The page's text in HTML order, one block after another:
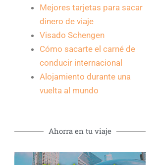
Mejores tarjetas para sacar
dinero de viaje
Visado Schengen
Cómo sacarte el carné de
conducir internacional
Alojamiento durante una
vuelta al mundo
Ahorra en tu viaje